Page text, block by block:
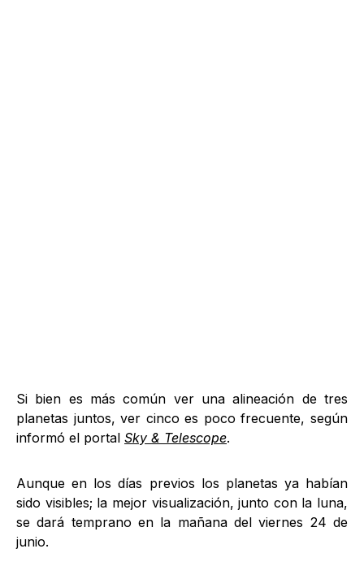
Si bien es más común ver una alineación de tres
planetas juntos, ver cinco es poco frecuente, según
informó el portal Sky & Telescope.
Aunque en los días previos los planetas ya habían
sido visibles; la mejor visualización, junto con la luna,
se dará temprano en la mañana del viernes 24 de
junio.